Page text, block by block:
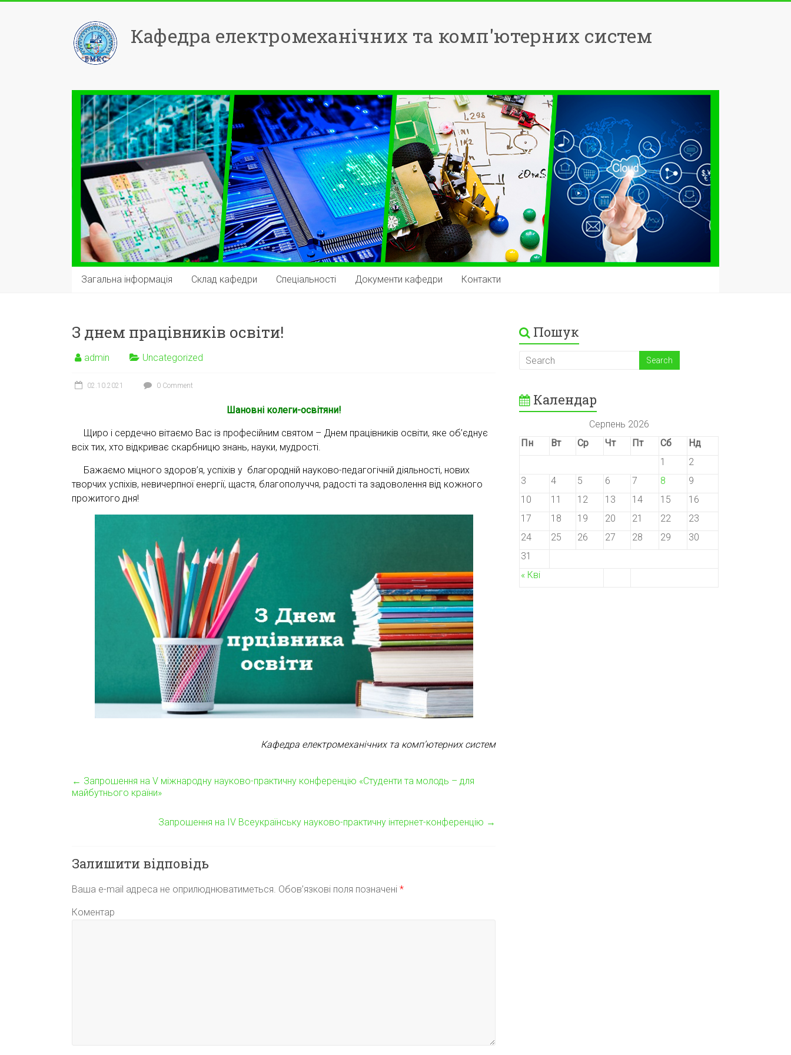
Кафедра електромеханічних та комп'ютерних систем
Загальна інформація Склад кафедри Спеціальності Документи кафедри Контакти
З днем працівників освіти!
admin Uncategorized
02.10.2021 0 Comment
Шановні колеги-освітяни!
Щиро і сердечно вітаємо Вас із професійним святом – Днем працівників освіти, яке об’єднує
всіх тих, хто відкриває скарбницю знань, науки, мудрості.
Бажаємо міцного здоров’я, успіхів у благородній науково-педагогічній діяльності, нових
творчих успіхів, невичерпної енергії, щастя, благополуччя, радості та задоволення від кожного
прожитого дня!
Кафедра електромеханічних та комп’ютерних систем
← Запрошення на V міжнародну науково-практичну конференцію «Студенти та молодь – для
майбутнього країни»
Запрошення на ІV Всеукраїнську науково-практичну інтернет-конференцію →
Залишити відповідь
Ваша e-mail адреса не оприлюднюватиметься. Обов’язкові поля позначені *
Коментар
Пошук
Календар
Серпень 2026
Пн
Вт Ср Чт Пт Сб Нд
« Кві
1
2
3
4 5 6 7 8
9
10
11 12 13 14 15
16
17
18 19 20 21 22
23
24
25 26 27 28 29
30
31